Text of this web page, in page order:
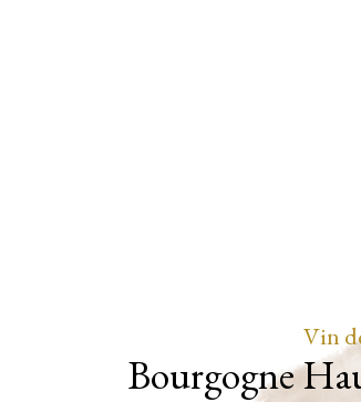
Vin
Bourgogne